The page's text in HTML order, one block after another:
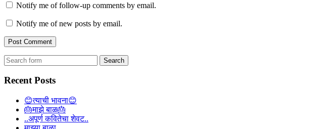
Notify me of follow-up comments by email.
Notify me of new posts by email.
Search
for:
Recent Posts
😊त्याची भावना😊
🎂माझे बाळ🎂
..अपूर्ण कवितेचा शेवट..